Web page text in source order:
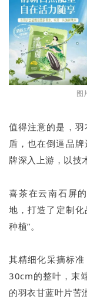
图
值得注意的是，
盾，也在倒逼品
牌深入上游，以技
喜茶在云南石屏
地，打造了定制
种植”。
其精细化采摘标
30cm的整叶，末
的羽衣甘蓝叶片苦